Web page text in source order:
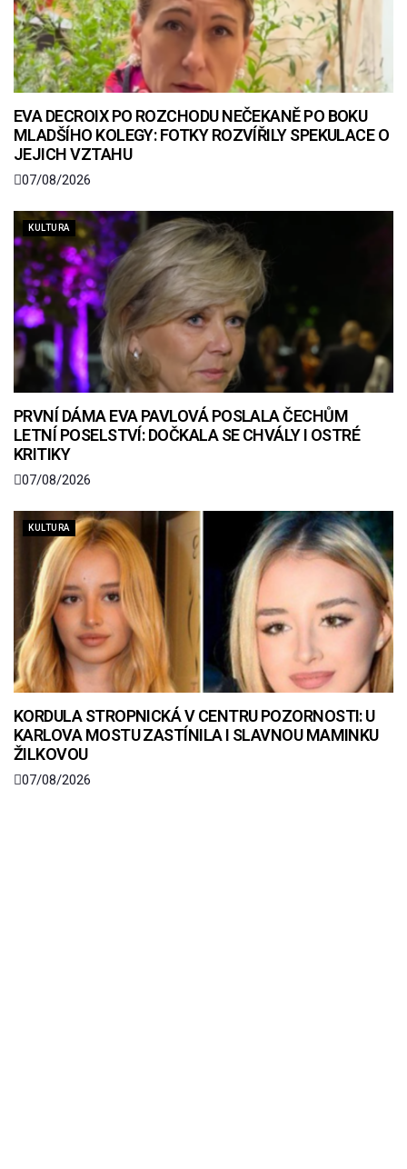
EVA DECROIX PO ROZCHODU NEČEKANĚ PO BOKU
MLADŠÍHO KOLEGY: FOTKY ROZVÍŘILY SPEKULACE O
JEJICH VZTAHU
07/08/2026
KULTURA
PRVNÍ DÁMA EVA PAVLOVÁ POSLALA ČECHŮM
LETNÍ POSELSTVÍ: DOČKALA SE CHVÁLY I OSTRÉ
KRITIKY
07/08/2026
KULTURA
KORDULA STROPNICKÁ V CENTRU POZORNOSTI: U
KARLOVA MOSTU ZASTÍNILA I SLAVNOU MAMINKU
ŽILKOVOU
07/08/2026